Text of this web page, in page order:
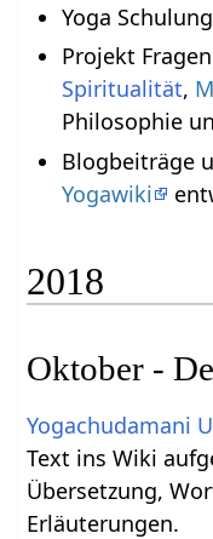
Yoga
Projekt
Spiritualität,
Philosophie
Blogbeiträge
Yogawiki
2018
Oktober -
Yogachudamani
Text ins Wiki
Übersetzung,
Erläuterungen.